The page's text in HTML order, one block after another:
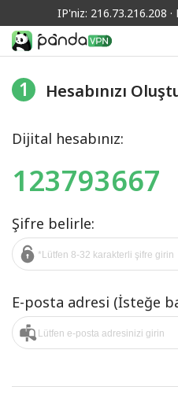
IP'niz: 216.73.216.208
1 Hesabınızı
Dijital hesabınız:
123793667
Şifre belirle:
E-posta adresi (İsteğe